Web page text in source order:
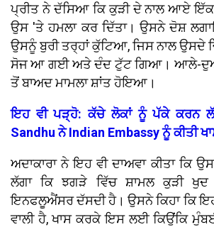
ਪ੍ਰੀਤ ਨੇ ਦੱਸਿਆ ਕਿ ਕੁੜੀ ਦੇ ਨਾਲ ਆਏ
ਉਸ 'ਤੇ ਹਮਲਾ ਕਰ ਦਿੱਤਾ। ਉਸਨੇ ਦੋਸ਼
ਉਸਨੂੰ ਬੁਰੀ ਤਰ੍ਹਾਂ ਕੁੱਟਿਆ, ਜਿਸ ਨਾਲ ਉਸਦੇ
ਸੋਜ ਆ ਗਈ ਅਤੇ ਦੰਦ ਟੁੱਟ ਗਿਆ। ਆਲੇ-
ਤੋਂ ਬਾਅਦ ਮਾਮਲਾ ਸ਼ਾਂਤ ਹੋਇਆ।
ਇਹ ਵੀ ਪੜ੍ਹੋ: ਕੱਚੇ ਲੋਕਾਂ ਨੂੰ ਪੱਕੇ ਕਰਨ
Sandhu ਨੇ Indian Embassy ਨੂੰ ਕੀਤੀ
ਅਦਾਕਾਰਾ ਨੇ ਇਹ ਵੀ ਦਾਅਵਾ ਕੀਤਾ ਕਿ
ਲੱਗਾ ਕਿ ਝਗੜੇ ਵਿੱਚ ਸ਼ਾਮਲ ਕੁੜੀ
ਇਨਫਲੂਐਂਸਰ ਦੱਸਦੀ ਹੈ। ਉਸਨੇ ਕਿਹਾ ਕਿ
ਵਾਲੀ ਹੈ, ਖਾਸ ਕਰਕੇ ਇਸ ਲਈ ਕਿਉਂਕਿ